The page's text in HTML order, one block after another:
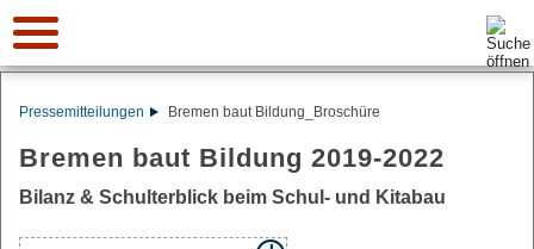
Suche:
Pressemitteilungen Bremen baut Bildung_Broschüre
Bremen baut Bildung 2019-2022
Bilanz & Schulterblick beim Schul- und Kitabau